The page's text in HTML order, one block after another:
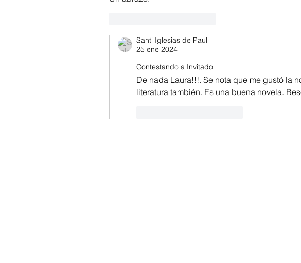
Santi Iglesias de Paul
25 ene 2024
Contestando a Invitado
De nada Laura!!!. Se nota que me gustó la
literatura también. Es una buena novela.